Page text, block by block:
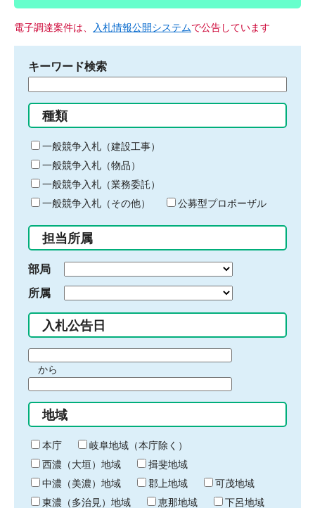
電子調達案件は、 入札情報公開システムで公告しています
キーワード検索
る
キ
ー
ワ
ー
ド
入
力
種類
一般競争入札（建設工事）
一般競争入札（物品）
一般競争入札（業務委託）
一般競争入札（その他）
公募型プロポーザル
担当所属
部局
所属
入札公告日
間
始
り
から
間
終
わ
り
地域
本庁
岐阜地域（本庁除く）
西濃（大垣）地域
揖斐地域
中濃（美濃）地域
郡上地域
可茂地域
東濃（多治見）地域
恵那地域
下呂地域